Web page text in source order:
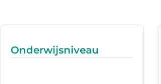
Onderwijsniveau